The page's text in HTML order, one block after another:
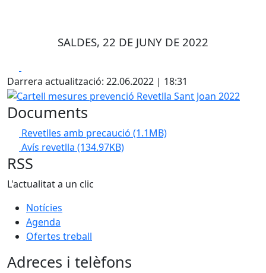
SALDES, 22 DE JUNY DE 2022
Darrera actualització: 22.06.2022 | 18:31
Cartell mesures prevenció Revetlla Sant Joan 2022
Documents
Revetlles amb precaució (1.1MB)
Avís revetlla (134.97KB)
RSS
L'actualitat a un clic
Notícies
Agenda
Ofertes treball
Adreces i telèfons